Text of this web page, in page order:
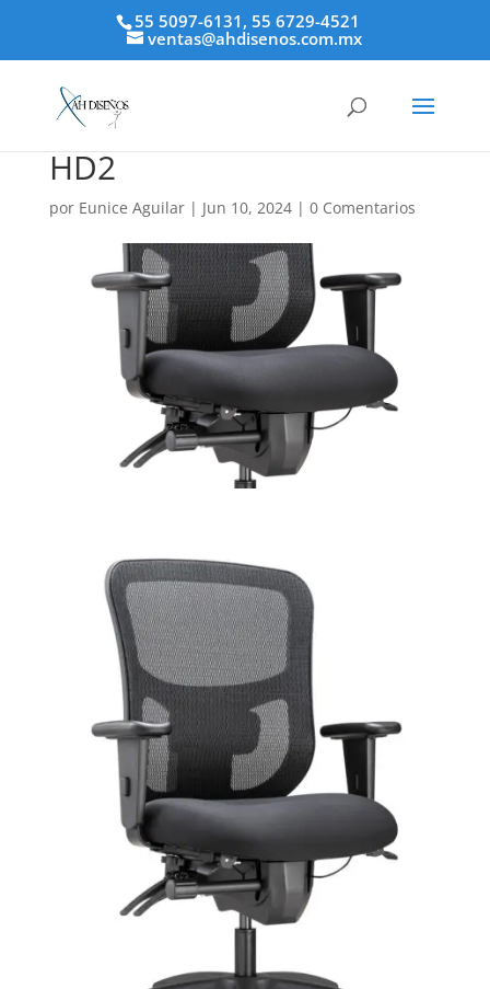
55 5097-6131, 55 6729-4521
ventas@ahdisenos.com.mx
HD2
por Eunice Aguilar| Jun 10, 2024| 0 Comentarios